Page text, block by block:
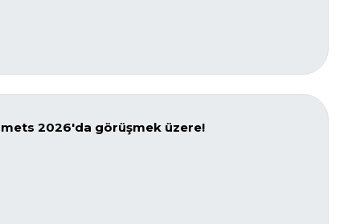
2026'da görüşmek üzere!